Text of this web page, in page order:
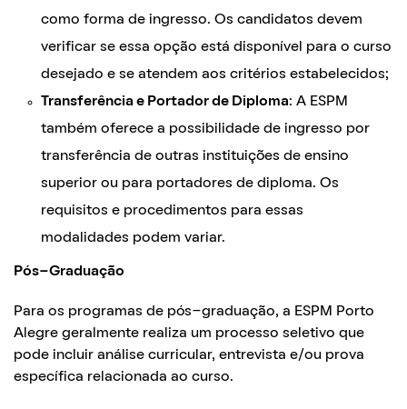
como forma de ingresso. Os candidatos devem
verificar se essa opção está disponível para o curso
desejado e se atendem aos critérios estabelecidos;
Transferência e Portador de Diploma: A ESPM
também oferece a possibilidade de ingresso por
transferência de outras instituições de ensino
superior ou para portadores de diploma. Os
requisitos e procedimentos para essas
modalidades podem variar.
Pós-Graduação
Para os programas de pós-graduação, a ESPM Porto
Alegre geralmente realiza um processo seletivo que
pode incluir análise curricular, entrevista e/ou prova
específica relacionada ao curso.